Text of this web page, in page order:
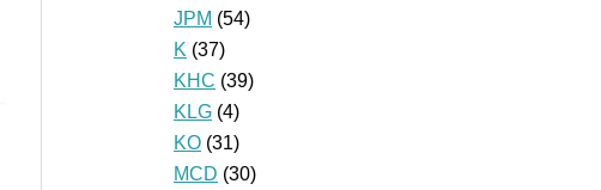
JPM (54)
K (37)
KHC (39)
KLG (4)
KO (31)
MCD (30)